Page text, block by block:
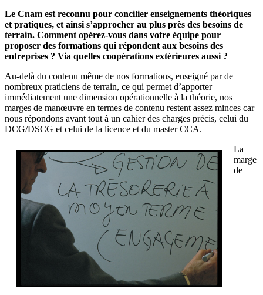
Le Cnam est reconnu pour concilier enseignements théoriques
et pratiques, et ainsi s’approcher au plus près des besoins de
terrain. Comment opérez-vous dans votre équipe pour
proposer des formations qui répondent aux besoins des
entreprises ? Via quelles coopérations extérieures aussi ?
Au-delà du contenu même de nos formations, enseigné par de
nombreux praticiens de terrain, ce qui permet d’apporter
immédiatement une dimension opérationnelle à la théorie, nos
marges de manœuvre en termes de contenu restent assez minces car
nous répondons avant tout à un cahier des charges précis, celui du
DCG/DSCG et celui de la licence et du master CCA.
La
marge
de